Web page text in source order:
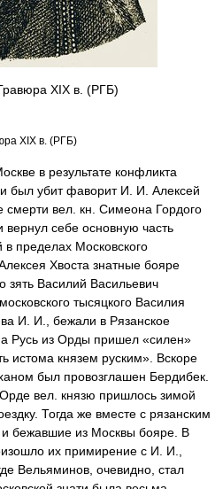
XIX в. (РГБ)
XIX в. (РГБ)
в результате конфликта
был убит фаворит И. И. Алексей
смерти вел. кн. Симеона Гордого
вернул себе основную часть
пределах Московского
Хвоста знатные бояре
зять Василий Васильевич
тысяцкого Василия
И. И., бежали в Рязанское
Русь из Орды пришел «силен»
истома князем руским». Вскоре
был провозглашен Бердибек.
вел. князю пришлось зимой
Тогда же вместе с рязанским
бежавшие из Москвы бояре. В
их примирение с И. И.,
Вельяминов, очевидно, стал